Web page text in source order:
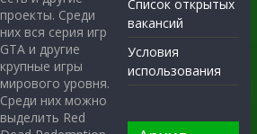
проекты. Среди
них вся серия игр
GTA и другие
крупные игры
мирового уровня.
Среди них можно
выделить Red
Список открытых
вакансий
Условия
использования